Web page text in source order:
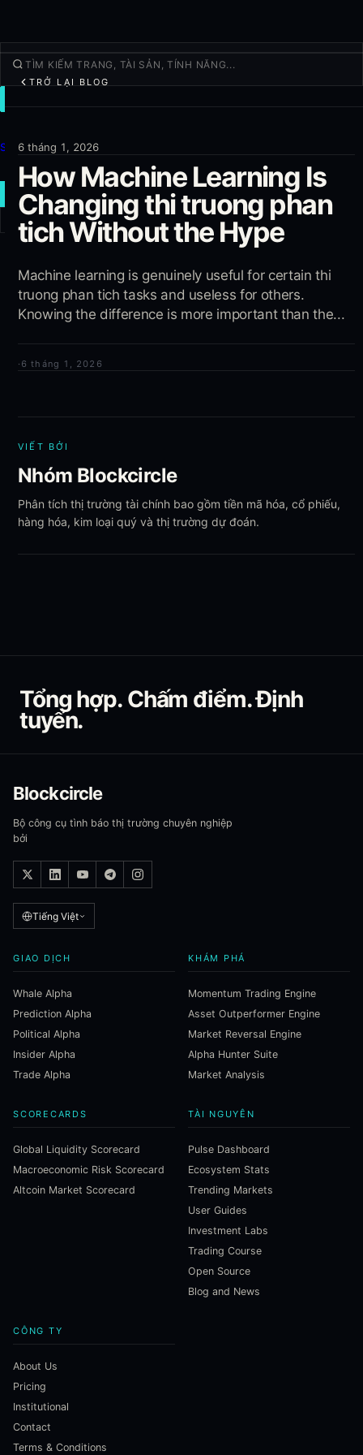
Sản phẩm
Thêm
GIAO DỊCH MỚI
Đăng nhập
TRỞ LẠI BLOG
6 tháng 1, 2026
How Machine Learning Is
Changing thi truong phan
tich Without the Hype
Machine learning is genuinely useful for certain thi
truong phan tich tasks and useless for others.
Knowing the difference is more important than the...
· 6 tháng 1, 2026
VIẾT BỞI
Nhóm Blockcircle
Phân tích thị trường tài chính bao gồm tiền mã hóa, cổ phiếu,
hàng hóa, kim loại quý và thị trường dự đoán.
Tổng hợp. Chấm điểm. Định
tuyến.
Blockcircle
Bộ công cụ tình báo thị trường chuyên nghiệp
bởi
Tiếng Việt
GIAO DỊCH
Whale Alpha
Prediction Alpha
Political Alpha
Insider Alpha
Trade Alpha
KHÁM PHÁ
Momentum Trading Engine
Asset Outperformer Engine
Market Reversal Engine
Alpha Hunter Suite
Market Analysis
SCORECARDS
Global Liquidity Scorecard
Macroeconomic Risk Scorecard
Altcoin Market Scorecard
TÀI NGUYÊN
Pulse Dashboard
Ecosystem Stats
Trending Markets
User Guides
Investment Labs
Trading Course
Open Source
Blog and News
CÔNG TY
About Us
Pricing
Institutional
Contact
Terms & Conditions